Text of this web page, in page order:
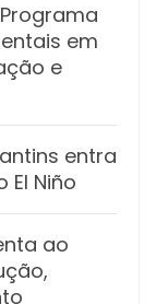
em
e
entra
Niño
ao